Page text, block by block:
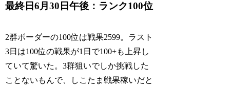
最終日6月30日午後：ランク100位
2群ボーダーの100位は戦果2599。ラスト
3日は100位の戦果が1日で100+も上昇し
ていて驚いた。3群狙いでしか挑戦した
ことないもんで、しこたま戦果稼いだと